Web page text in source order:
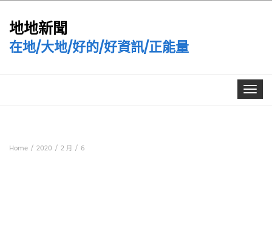
地地新聞
在地/大地/好的/好資訊/正能量
Toggle
Home 2020 2 月 6